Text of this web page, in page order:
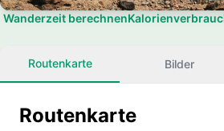
Wanderzeit berechnen
Routenkarte Bilder
Routenkarte